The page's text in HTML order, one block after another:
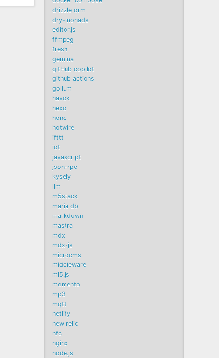
drizzle orm
dry-monads
editor.js
ffmpeg
fresh
gemma
gitHub copilot
github actions
gollum
havok
hexo
hono
hotwire
ifttt
iot
javascript
json-rpc
kysely
llm
m5stack
maria db
markdown
mastra
mdx
mdx-js
microcms
middleware
ml5.js
momento
mp3
mqtt
netlify
new relic
nfc
nginx
node.js